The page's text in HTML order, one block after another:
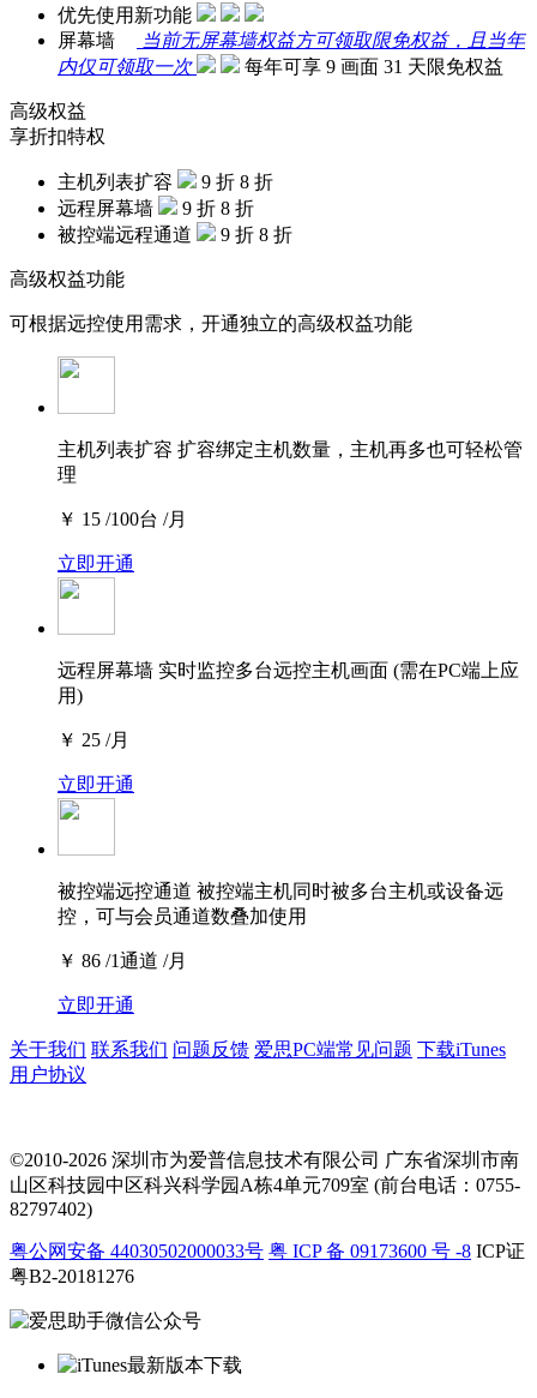
优先使用新功能
屏幕墙
当前无屏幕墙权益方可领取限免权益，且当年
内仅可领取一次
每年可享 9 画面 31 天限免权益
高级权益
享折扣特权
主机列表扩容 9 折 8 折
远程屏幕墙
9 折 8 折
被控端远程通道
9 折 8 折
高级权益功能
可根据远控使用需求，开通独立的高级权益功能
主机列表扩容 扩容绑定主机数量，主机再多也可轻松管
理
￥ 15 /100台 /月
立即开通
远程屏幕墙 实时监控多台远控主机画面 (需在PC端上应
用)
￥ 25 /月
立即开通
被控端远控通道 被控端主机同时被多台主机或设备远
控，可与会员通道数叠加使用
￥ 86 /1通道 /月
立即开通
关于我们 联系我们 问题反馈 爱思PC端常见问题 下载iTunes
用户协议
©2010-2026 深圳市为爱普信息技术有限公司 广东省深圳市南
山区科技园中区科兴科学园A栋4单元709室 (前台电话：0755-
82797402)
粤公网安备 44030502000033号 粤 ICP 备 09173600 号 -8 ICP证
粤B2-20181276